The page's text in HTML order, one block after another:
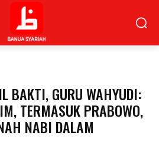
BAKTI, GURU WAHYUDI:
TERMASUK PRABOWO,
NABI DALAM